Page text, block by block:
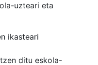
uzteari eta
ikasteari
ditu eskola-